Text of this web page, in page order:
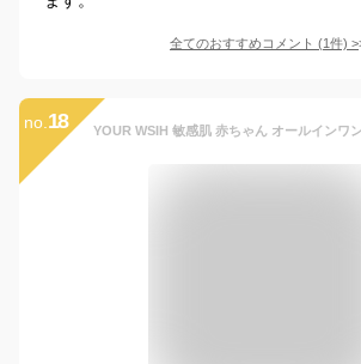
全てのおすすめコメント (1件) >
no. 18